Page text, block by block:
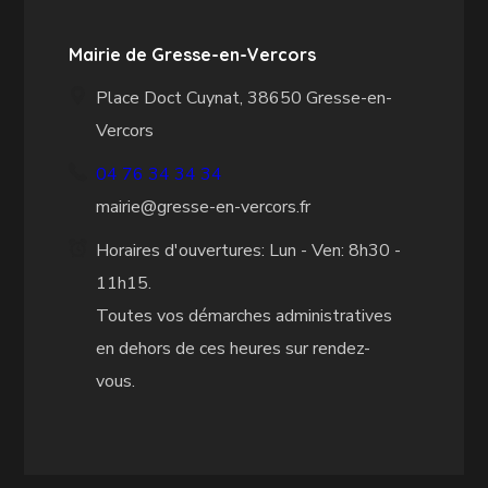
Mairie de Gresse-en-Vercors
Place Doct Cuynat, 38650 Gresse-en-
Vercors
04 76 34 34 34
mairie@gresse-en-vercors.fr
Horaires d'ouvertures: Lun - Ven: 8h30 -
11h15.
Toutes vos démarches administratives
en dehors de ces heures sur rendez-
vous.